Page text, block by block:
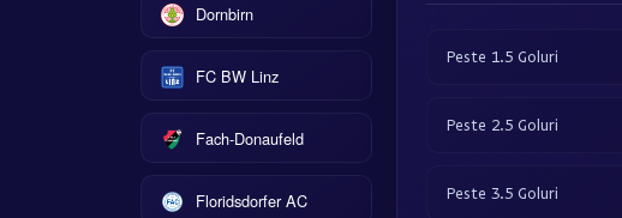
Dornbirn
FC BW Linz
Fach-Donaufeld
Floridsdorfer AC
Peste 1.5 Goluri
Peste 2.5 Goluri
Peste 3.5 Goluri